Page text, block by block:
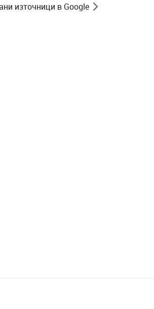
източници в Google